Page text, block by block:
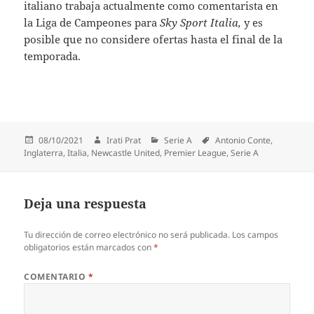
italiano trabaja actualmente como comentarista en
la Liga de Campeones paraSky Sport Italia, y es
posible que no considere ofertas hasta el final de la
temporada.
Publicado
el
08/10/2021 Autor
Irati Prat Categorías
Serie A Etiquetas
Antonio Conte,
Inglaterra,Italia, Newcastle United, Premier League,Serie A
Deja una respuesta
Tu dirección de correo electrónico no será publicada. Los campos
obligatorios están marcados con*
COMENTARIO *